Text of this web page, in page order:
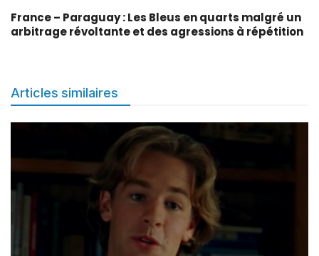
France – Paraguay : Les Bleus en quarts malgré un
arbitrage révoltante et des agressions à répétition
Articles similaires